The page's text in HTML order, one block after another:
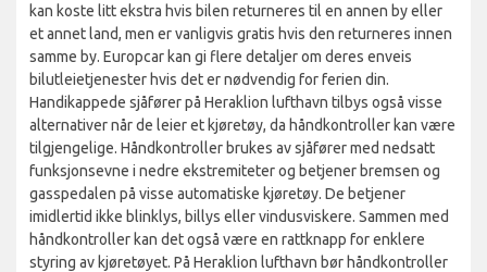
kan koste litt ekstra hvis bilen returneres til en annen by eller
et annet land, men er vanligvis gratis hvis den returneres innen
samme by. Europcar kan gi flere detaljer om deres enveis
bilutleietjenester hvis det er nødvendig for ferien din.
Handikappede sjåfører på Heraklion lufthavn tilbys også visse
alternativer når de leier et kjøretøy, da håndkontroller kan være
tilgjengelige. Håndkontroller brukes av sjåfører med nedsatt
funksjonsevne i nedre ekstremiteter og betjener bremsen og
gasspedalen på visse automatiske kjøretøy. De betjener
imidlertid ikke blinklys, billys eller vindusviskere. Sammen med
håndkontroller kan det også være en rattknapp for enklere
styring av kjøretøyet. På Heraklion lufthavn bør håndkontroller